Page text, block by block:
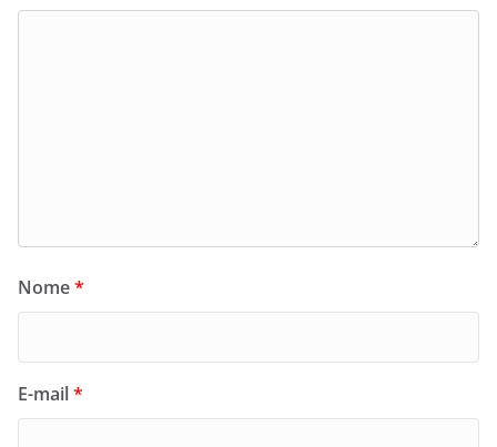
Nome*
E-mail*